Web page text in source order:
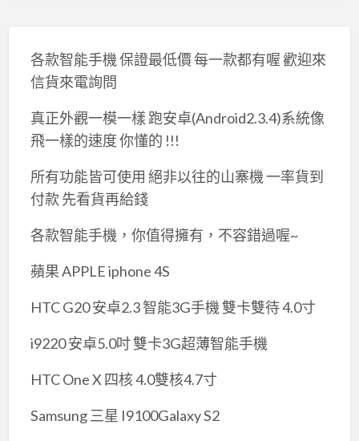
各款智能手機 保證最低價 每一款都有喔 歡迎來
信貨來電詢問
真正外觀一模一樣 跑安卓(Android2.3.4)系統像
飛一樣的速度 你懂的 !!!
所有功能皆可使用 絕非以往的山寨機 一率貨到
付款 先看貨再給錢
各款智能手機，你值得擁有，不容錯過喔~
蘋果 APPLE iphone 4S
HTC G20 安卓2.3 智能3G手機 雙卡雙待 4.0寸
i9220 安卓5.0吋 雙卡3G超薄智能手機
HTC One X 四核 4.0雙核4.7寸
Samsung 三星 I9100Galaxy S2